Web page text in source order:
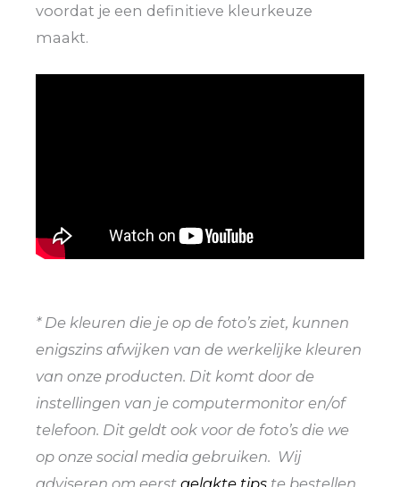
voordat je een definitieve kleurkeuze
maakt.
* De kleuren die je op de foto’s ziet, kunnen
enigszins afwijken van de werkelijke kleuren
van onze producten. Dit komt door de
instellingen van je computermonitor en/of
telefoon. Dit geldt ook voor de foto’s die we
op onze social media gebruiken. Wij